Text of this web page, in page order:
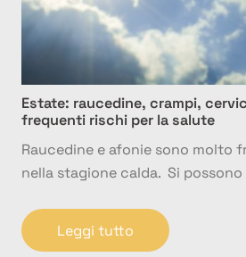
Estate: raucedine, crampi,
frequenti rischi per la salute
Raucedine e afonie sono molto
nella stagione calda. Si
Leggi tutto